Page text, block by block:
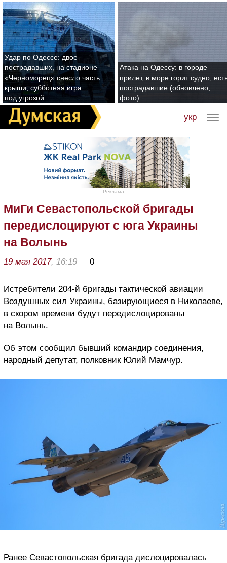
Удар по Одессе: двое
пострадавших, на стадионе
«Черноморец» снесло часть
крыши, субботняя игра
под угрозой
Атака на Одессу: в городе
прилет, в море горит судно,
пострадавшие (обновлено,
фото)
укр
Реклама
МиГи Севастопольской бригады
передислоцируют с юга Украины
на Волынь
19 мая 2017, 16:19 0
Истребители 204-й бригады тактической авиации
Воздушных сил Украины, базирующиеся в Николаеве,
в скором времени будут передислоцированы
на Волынь.
Об этом сообщил бывший командир соединения,
народный депутат, полковник Юлий Мамчур.
Ранее Севастопольская бригада дислоцировалась